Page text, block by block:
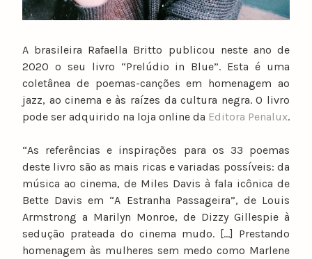
A brasileira Rafaella Britto publicou neste ano de
2020 o seu livro “Prelúdio in Blue”. Esta é uma
coletânea de poemas-canções em homenagem ao
jazz, ao cinema e às raízes da cultura negra. O livro
pode ser adquirido na loja online da Editora Penalux.
“As referências e inspirações para os 33 poemas
deste livro são as mais ricas e variadas possíveis: da
música ao cinema, de Miles Davis à fala icônica de
Bette Davis em “A Estranha Passageira”, de Louis
Armstrong a Marilyn Monroe, de Dizzy Gillespie à
sedução prateada do cinema mudo. […] Prestando
homenagem às mulheres sem medo como Marlene